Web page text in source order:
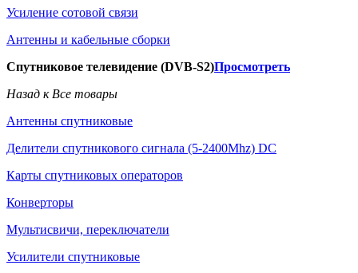
Усиление сотовой связи
Антенны и кабельные сборки
Спутниковое телевидение (DVB-S2)Просмотреть
Назад к Все товары
Антенны спутниковые
Делители спутникового сигнала (5-2400Mhz) DC
Карты спутниковых операторов
Конверторы
Мультисвичи, переключатели
Усилители спутниковые